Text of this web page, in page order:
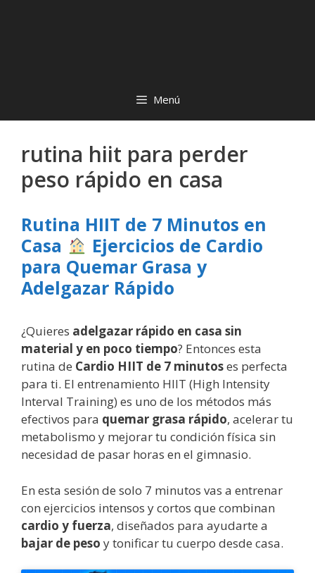
Menú
rutina hiit para perder
peso rápido en casa
Rutina HIIT de 7 Minutos en
Casa
Ejercicios de Cardio
para Quemar Grasa y
Adelgazar Rápido
¿Quieres adelgazar rápido en casa sin
material y en poco tiempo? Entonces esta
rutina de Cardio HIIT de 7 minutoses perfecta
para ti. El entrenamiento HIIT (High Intensity
Interval Training) es uno de los métodos más
efectivos para quemar grasa rápido, acelerar tu
metabolismo y mejorar tu condición física sin
necesidad de pasar horas en el gimnasio.
En esta sesión de solo 7 minutos vas a entrenar
con ejercicios intensos y cortos que combinan
cardio y fuerza, diseñados para ayudarte a
bajar de peso y tonificar tu cuerpo desde casa.